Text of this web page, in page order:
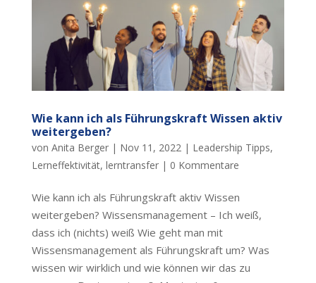
Wie kann ich als Führungskraft Wissen aktiv
weitergeben?
von Anita Berger| Nov 11, 2022| Leadership Tipps,
Lerneffektivität, lerntransfer| 0 Kommentare
Wie kann ich als Führungskraft aktiv Wissen
weitergeben? Wissensmanagement – Ich weiß,
dass ich (nichts) weiß Wie geht man mit
Wissensmanagement als Führungskraft um? Was
wissen wir wirklich und wie können wir das zu